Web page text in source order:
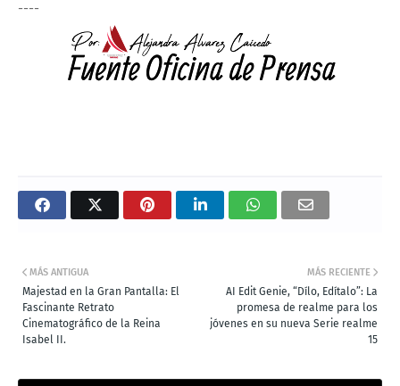
----
MÁS RECIENTE
AI Edit Genie, “Dílo, Edítalo”: La
promesa de realme para los
jóvenes en su nueva Serie realme
15
MÁS ANTIGUA
Majestad en la Gran Pantalla: El
Fascinante Retrato
Cinematográfico de la Reina
Isabel II.